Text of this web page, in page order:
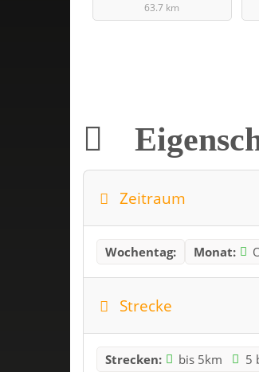
63.7 km
Zeitraum
Wochentag: Monat:
Strecke
Strecken: bis 5km 5